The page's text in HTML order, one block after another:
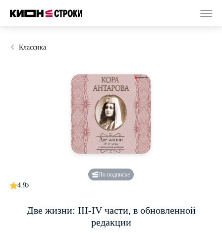
Классика
По подписке
4.9
Две жизни: III-IV части, в обновленной
редакции